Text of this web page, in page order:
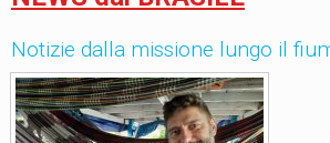
Notizie dalla missione lungo il